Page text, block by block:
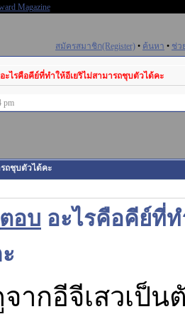
สมัครสมาชิก(Register) • ค้นหา • ช่ว
อะไรคือคีย์ที่ทำให้อีเยริไม่สามารถชุบตัวได้คะ
pm
ถชุบตัวได้คะ
อะไรคือคีย์ที่
ากอีจีเสวเป็